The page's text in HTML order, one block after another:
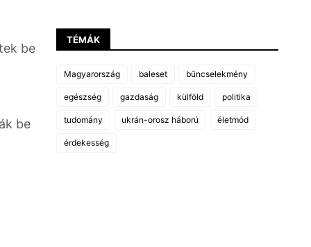
be
be
TÉMÁK
Magyarország baleset bűncselekmény
egészség gazdaság külföld politika
tudomány ukrán-orosz háború életmód
érdekesség